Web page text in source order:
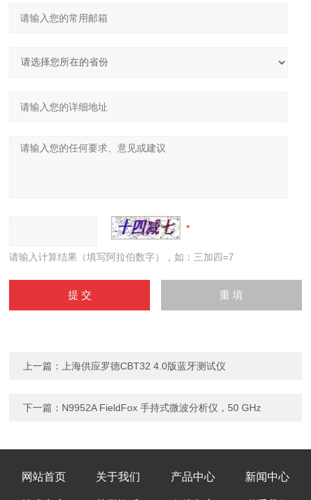
请输入计算结果（填写阿拉伯数字），如：三加四=7
上一篇： 上海供应罗德CBT32 4.0版蓝牙测试仪
下一篇： N9952A FieldFox 手持式微波分析仪，50 GHz
网站首页 关于我们 产品中心 新闻中心